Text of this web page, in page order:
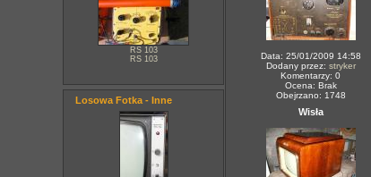
RS 103
RS 103
Losowa Fotka - Inne
Data: 25/01/2009 14:58
Dodany przez: stryker
Komentarzy: 0
Ocena: Brak
Obejrzano: 1748
Wisła